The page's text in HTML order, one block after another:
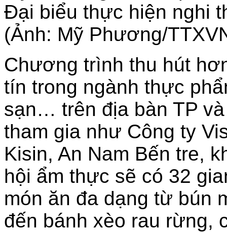
Đại biểu thực hiện nghi
(Ảnh: Mỹ Phương/
Chương trình thu hút
tín trong ngành thực
sạn… trên địa bàn TP
tham gia như Công ty
Kisin, An Nam Bến tre,
hội ẩm thực sẽ có 32
món ăn đa dạng từ bún
đến bánh xèo rau rừng,